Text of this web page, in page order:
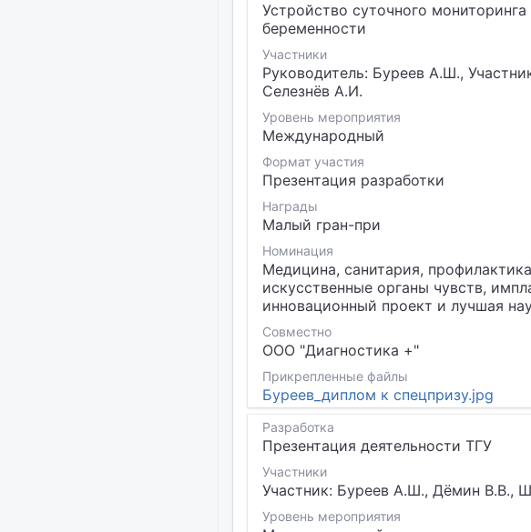
Устройство суточного
беременности
Участники
Руководитель: Буреев А.Ш.,
Селезнёв А.И.
Уровень мероприятия
Международный
Формат участия
Презентация разработки
Награды
Малый гран-при
Номинация
Медицина, санитария,
искусственные органы чувств,
инновационный проект и лучшая
Совместно
ООО "Диагностика +"
Прикрепленные файлы
Буреев_диплом к спецпризу.jpg
Разработка
Презентация деятельности ТГУ
Участники
Участник: Буреев А.Ш., Дёмин В.В.,
Уровень мероприятия